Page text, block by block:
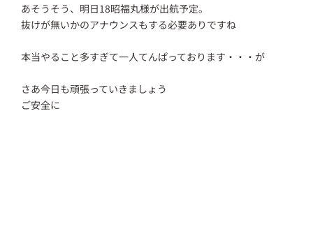
あそうそう、明日18昭福丸様が出航予定。
抜けが無いかのアナウンスもする必要ありですね
本当やること多すぎて一人てんぱっております・・・が
さあ今日も頑張っていきましょう
ご安全に